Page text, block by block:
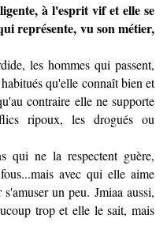
à l'esprit vif et elle se
représente, vu son métier,
les hommes qui passent,
qu'elle connaît bien et
contraire elle ne supporte
ripoux, les drogués ou
qui ne la respectent guère,
avec qui elle aime
un peu. Jmiaa aussi,
trop et elle le sait, mais